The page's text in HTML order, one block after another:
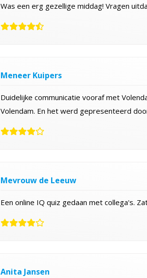
Was een erg gezellige middag! Vragen
Meneer Kuipers
Duidelijke communicatie vooraf met
Volendam. En het werd gepresenteerd
Mevrouw de Leeuw
Een online IQ quiz gedaan met collega's.
Anita Jansen